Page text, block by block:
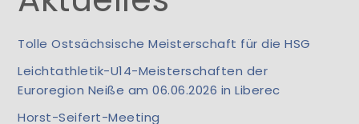
Tolle Ostsächsische Meisterschaft für die HSG
Leichtathletik-U14-Meisterschaften der
Euroregion Neiße am 06.06.2026 in Liberec
Horst-Seifert-Meeting